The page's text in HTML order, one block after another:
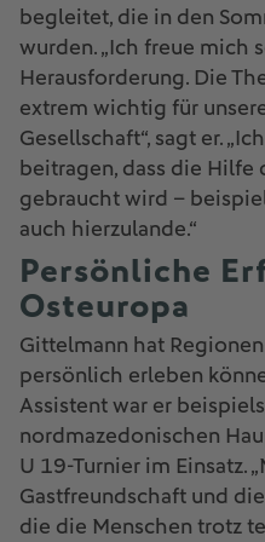
begleitet, die in den
wurden. „Ich freue mich
Herausforderung. Die
extrem wichtig für
Gesellschaft“, sagt er.
beitragen, dass die Hilfe
gebraucht wird –
auch hierzulande.“
Persönliche
Osteuropa
Gittelmann hat
persönlich erleben
Assistent war er
nordmazedonischen
U 19-Turnier im Einsatz.
Gastfreundschaft und
die die Menschen trotz